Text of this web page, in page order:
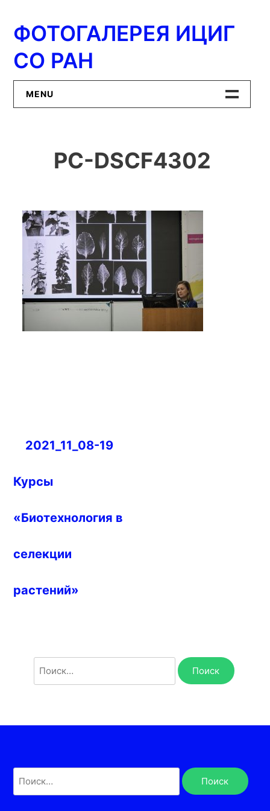
содержимому
ФОТОГАЛЕРЕЯ ИЦИГ
СО РАН
MENU
ИЦиГ СО РАН
PC-DSCF4302
Навигация
записям
2021_11_08-19
Курсы
«Биотехнология в
селекции
растений»
Найти: